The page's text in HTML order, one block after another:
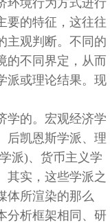
要的特征，这往往
主观判断。不同的
的不同界定，从而
派或理论结果。现
的。宏观经济学
后凯恩斯学派、理
派)、货币主义学
其实，这些学派之
体所渲染的那么
分析框架相同、研